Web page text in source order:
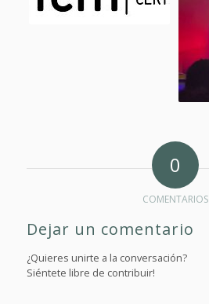
0
COMENTARIOS
Dejar un comentario
¿Quieres unirte a la conversación?
Siéntete libre de contribuir!